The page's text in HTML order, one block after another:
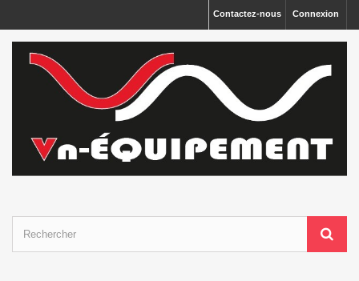
Connexion
Contactez-nous